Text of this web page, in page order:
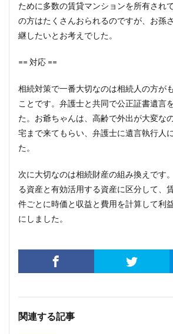
ために多数の賃貸マンションを所有され
の方はたくさんおられるのですが、お孫
継したいとお考えでした。
== 対応 ==
相続対策で一番大切なのは相続人の方が
ことです。弁護士と共同で公正証書遺言
た。お爺ちゃんは、高齢で外出が大変な
宅まで来てもらい、弁護士に遺言執行人
た。
次に大切なのは相続財産の組み換えです
る資産と有効活用する資産に区分して、
件ごとに時価と収益と費用を計算して利
にしました。
関連する記事